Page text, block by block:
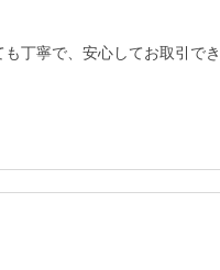
丁寧で、安心してお取引で